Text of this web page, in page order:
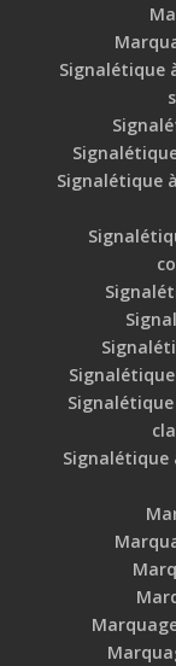
Signalétique
Signalétique